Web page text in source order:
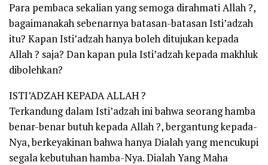
Para pembaca sekalian yang semoga dirahmati Allah ?,
bagaimanakah sebenarnya batasan-batasan Isti’adzah
itu? Kapan Isti’adzah hanya boleh ditujukan kepada
Allah ? saja? Dan kapan pula Isti’adzah kepada makhluk
dibolehkan?
ISTI’ADZAH KEPADA ALLAH ?
Terkandung dalam Isti’adzah ini bahwa seorang hamba
benar-benar butuh kepada Allah ?, bergantung kepada-
Nya, berkeyakinan bahwa hanya Dialah yang mencukupi
segala kebutuhan hamba-Nya. Dialah Yang Maha